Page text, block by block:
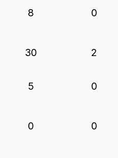
8 0
30 2
5 0
0 0